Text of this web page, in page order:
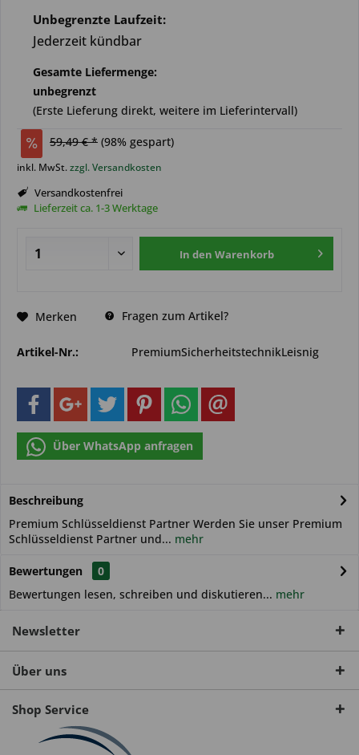
Unbegrenzte Laufzeit:
Jederzeit kündbar
Gesamte Liefermenge:
unbegrenzt
(Erste Lieferung direkt, weitere im Lieferintervall)
59,49 € * (98% gespart)
inkl. MwSt.zzgl. Versandkosten
Versandkostenfrei
Lieferzeit ca. 1-3 Werktage
In den Warenkorb
Merken Fragen zum Artikel?
Artikel-Nr.: PremiumSicherheitstechnikLeisnig
Über WhatsApp anfragen
Beschreibung
Premium Schlüsseldienst Partner Werden Sie unser Premium
Schlüsseldienst Partner und... mehr
Bewertungen
0
Bewertungen lesen, schreiben und diskutieren... mehr
Newsletter
Über uns
Shop Service